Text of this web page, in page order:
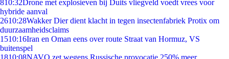
810:32Drone met explosieven bij Duits vliegveld voedt vrees voor
hybride aanval
2610:28Wakker Dier dient klacht in tegen insectenfabriek Protix om
duurzaamheidsclaims
1510:16Iran en Oman eens over route Straat van Hormuz, VS
buitenspel
1810:08NAVO zet wegens Russische provocatie 250% meer